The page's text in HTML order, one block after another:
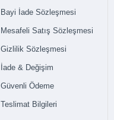
Bayi İade Sözleşmesi
Mesafeli Satış Sözleşmesi
Gizlilik Sözleşmesi
İade & Değişim
Güvenli Ödeme
Teslimat Bilgileri